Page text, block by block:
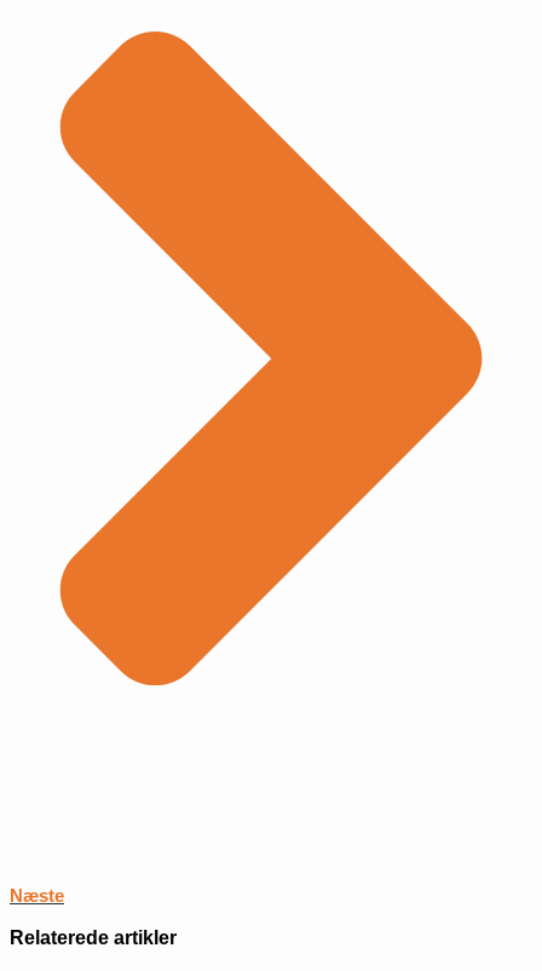
Næste
Relaterede artikler